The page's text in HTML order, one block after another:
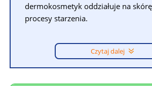
dermokosmetyk oddziałuje na
procesy starzenia.
Czytaj dalej